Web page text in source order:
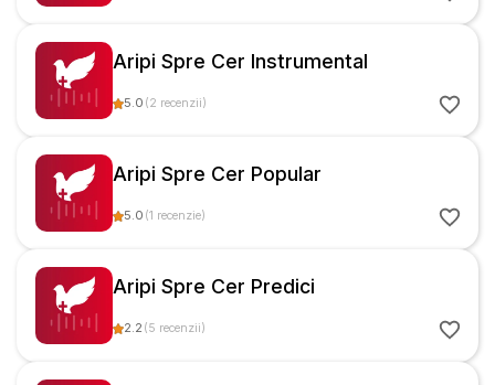
Aripi Spre Cer Instrumental
5.0 (2 recenzii)
Aripi Spre Cer Popular
5.0 (1 recenzie)
Aripi Spre Cer Predici
2.2 (5 recenzii)